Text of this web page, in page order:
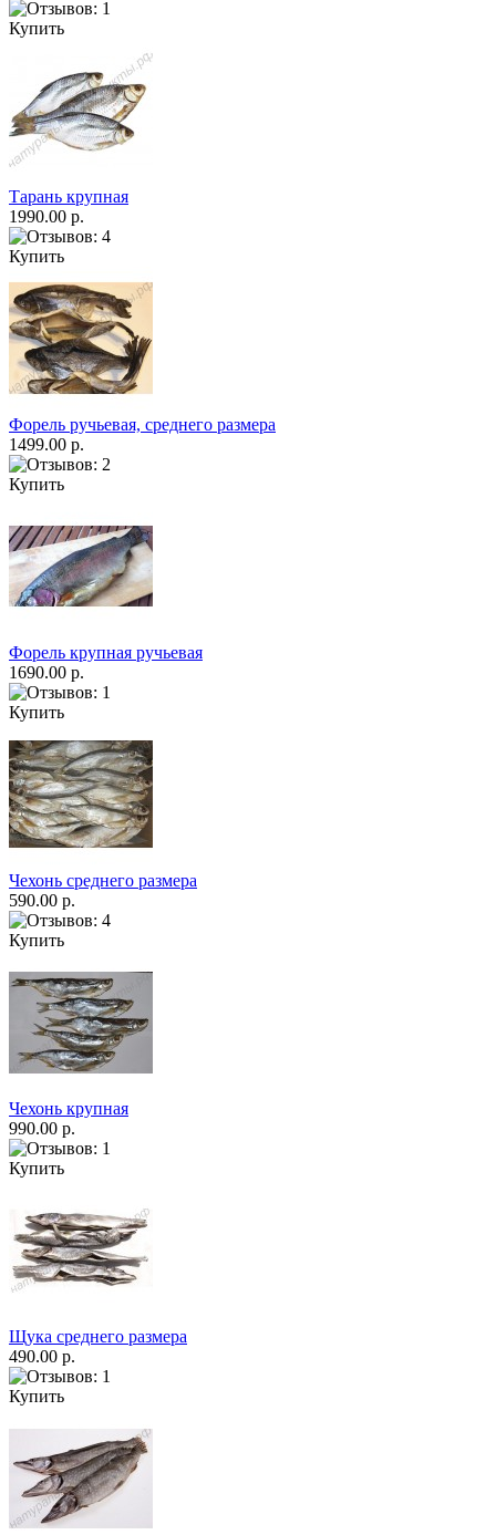
Купить
Тарань крупная
1990.00 р.
Купить
Форель ручьевая, среднего размера
1499.00 р.
Купить
Форель крупная ручьевая
1690.00 р.
Купить
Чехонь среднего размера
590.00 р.
Купить
Чехонь крупная
990.00 р.
Купить
Щука среднего размера
490.00 р.
Купить